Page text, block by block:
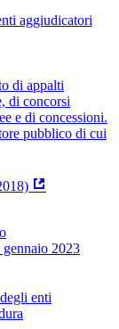
aggiudicatori
di appalti
di concorsi
e di concessioni.
pubblico di cui
2023
enti